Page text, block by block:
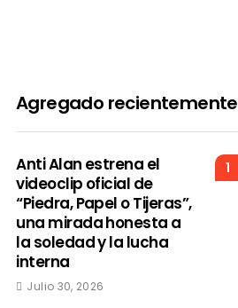
Agregado recientemente
1
Anti Alan estrena el
videoclip oficial de
“Piedra, Papel o Tijeras”,
una mirada honesta a
la soledad y la lucha
interna
Julio 30, 2026